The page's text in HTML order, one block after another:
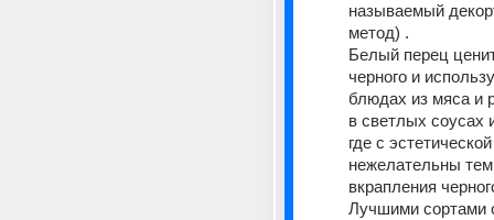
называемый
метод) .
Белый перец
черного и
блюдах из мяса и
в светлых соусах
где с
нежелательны
вкрапления
Лучшими сортами